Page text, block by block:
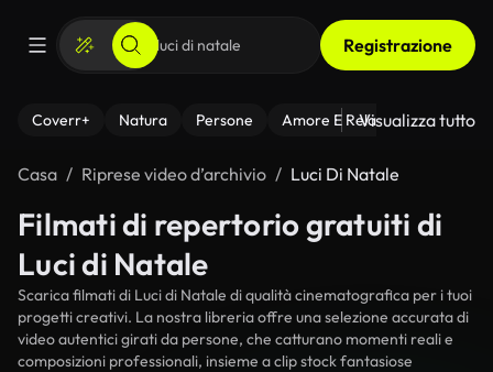
Registrazione
Coverr+ Natura Persone Amore E Relazioni Il
Visualizza tutto
Casa Riprese video d’archivio Luci Di Natale
Filmati di repertorio gratuiti di
Luci di Natale
Scarica filmati di Luci di Natale di qualità cinematografica per i tuoi
progetti creativi. La nostra libreria offre una selezione accurata di
video autentici girati da persone, che catturano momenti reali e
composizioni professionali, insieme a clip stock fantasiose